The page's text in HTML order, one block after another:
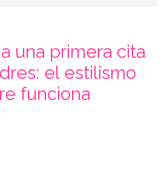
una primera cita
el estilismo
funciona